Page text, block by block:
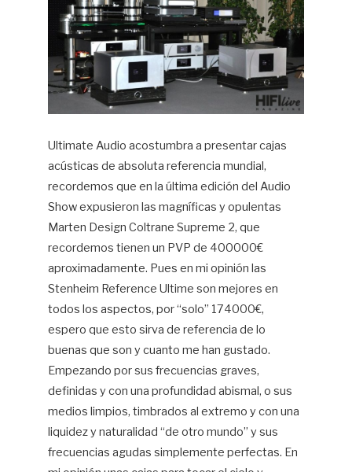
Ultimate Audio acostumbra a presentar cajas
acústicas de absoluta referencia mundial,
recordemos que en la última edición del Audio
Show expusieron las magníficas y opulentas
Marten Design Coltrane Supreme 2, que
recordemos tienen un PVP de 400000€
aproximadamente. Pues en mi opinión las
Stenheim Reference Ultime son mejores en
todos los aspectos, por “solo” 174000€,
espero que esto sirva de referencia de lo
buenas que son y cuanto me han gustado.
Empezando por sus frecuencias graves,
definidas y con una profundidad abismal, o sus
medios limpios, timbrados al extremo y con una
liquidez y naturalidad “de otro mundo” y sus
frecuencias agudas simplemente perfectas. En